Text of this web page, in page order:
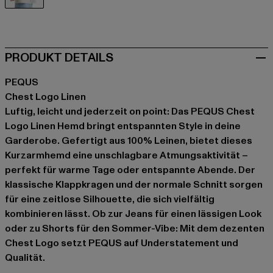
PRODUKT DETAILS
PEQUS
Chest Logo Linen
Luftig, leicht und jederzeit on point: Das PEQUS Chest
Logo Linen Hemd bringt entspannten Style in deine
Garderobe. Gefertigt aus 100% Leinen, bietet dieses
Kurzarmhemd eine unschlagbare Atmungsaktivität –
perfekt für warme Tage oder entspannte Abende. Der
klassische Klappkragen und der normale Schnitt sorgen
für eine zeitlose Silhouette, die sich vielfältig
kombinieren lässt. Ob zur Jeans für einen lässigen Look
oder zu Shorts für den Sommer-Vibe: Mit dem dezenten
Chest Logo setzt PEQUS auf Understatement und
Qualität.